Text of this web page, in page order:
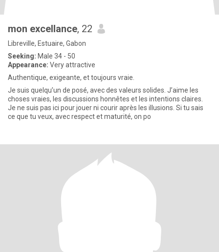
mon excellance, 22
Libreville, Estuaire, Gabon
Seeking: Male 34 - 50
Appearance: Very attractive
Authentique, exigeante, et toujours vraie.
Je suis quelqu’un de posé, avec des valeurs solides. J’aime les
choses vraies, les discussions honnêtes et les intentions claires.
Je ne suis pas ici pour jouer ni courir après les illusions. Si tu sais
ce que tu veux, avec respect et maturité, on po